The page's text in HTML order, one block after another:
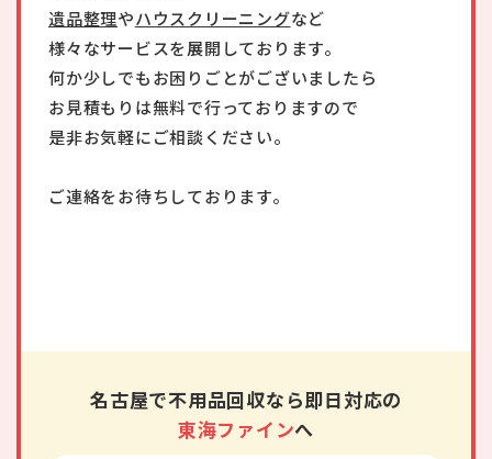
遺品整理やハウスクリーニングなど
様々なサービスを展開しております。
何か少しでもお困りごとがございましたら
お見積もりは無料で行っておりますので
是非お気軽にご相談ください。
ご連絡をお待ちしております。
名古屋で不用品回収なら即日対応の
東海ファインへ